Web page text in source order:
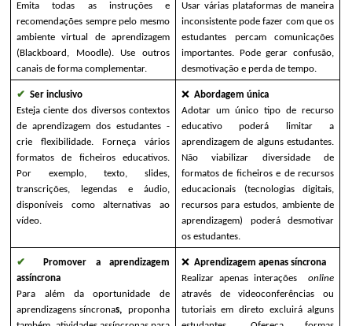
Emita todas as instruções e
recomendações sempre pelo mesmo
ambiente virtual de aprendizagem
(Blackboard, Moodle). Use outros
canais de forma complementar.
Usar várias plataformas de maneira
inconsistente pode fazer com que os
estudantes percam comunicações
importantes. Pode gerar confusão,
desmotivação e perda de tempo.
✔ Ser inclusivo
Esteja ciente dos diversos contextos
de aprendizagem dos estudantes -
crie flexibilidade. Forneça vários
formatos de ficheiros educativos.
Por exemplo, texto, slides,
transcrições, legendas e áudio,
disponíveis como alternativas ao
vídeo.
❌ Abordagem única
Adotar um único tipo de recurso
educativo poderá limitar a
aprendizagem de alguns estudantes.
Não viabilizar diversidade de
formatos de ficheiros e de recursos
educacionais (tecnologias digitais,
recursos para estudos, ambiente de
aprendizagem) poderá desmotivar
os estudantes.
✔
Promover a aprendizagem
assíncrona
Para além da oportunidade de
aprendizagens síncronas,
proponha
❌ Aprendizagem apenas síncrona
Realizar apenas interações
através de videoconferências ou
tutoriais em direto excluirá alguns